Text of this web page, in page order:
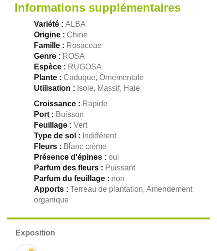
Informations supplémentaires
Variété : ALBA
Origine : Chine
Famille : Rosaceae
Genre : ROSA
Espèce : RUGOSA
Plante : Caduque, Ornementale
Utilisation : Isole, Massif, Haie
Croissance : Rapide
Port : Buisson
Feuillage : Vert
Type de sol : Indifférent
Fleurs : Blanc crème
Présence d'épines : oui
Parfum des fleurs : Puissant
Parfum du feuillage : non
Apports : Terreau de plantation, Amendement
organique